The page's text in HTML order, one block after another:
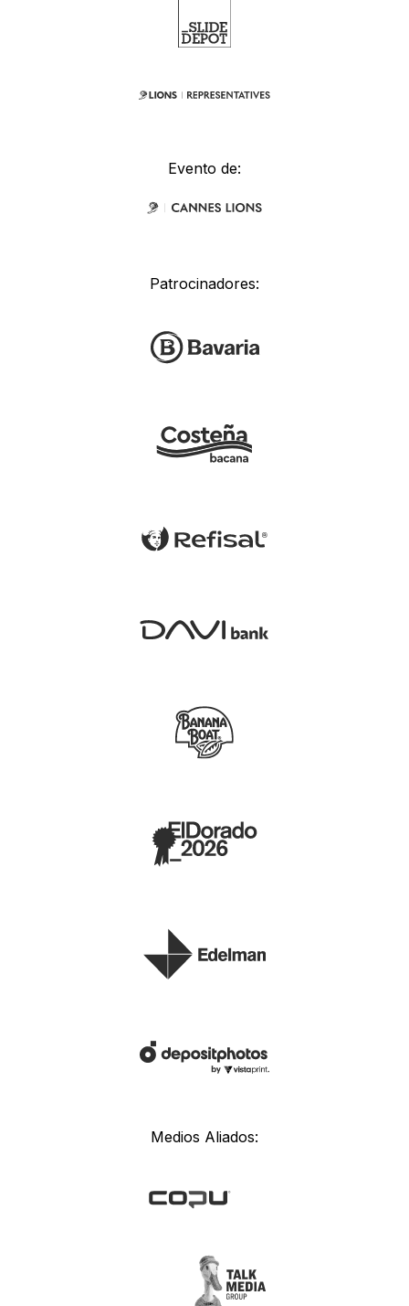
Evento de:
Patrocinadores:
Medios Aliados: